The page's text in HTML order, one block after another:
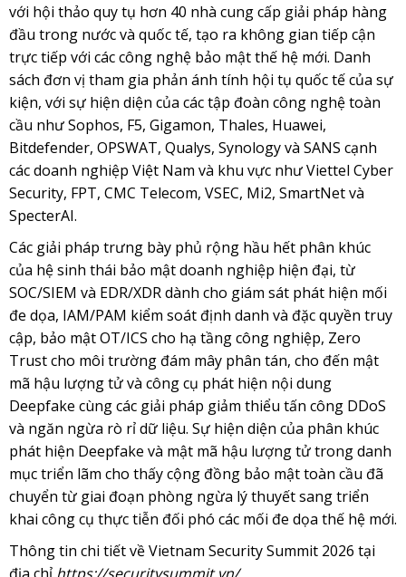
với hội thảo quy tụ hơn 40 nhà cung cấp giải pháp hàng
đầu trong nước và quốc tế, tạo ra không gian tiếp cận
trực tiếp với các công nghệ bảo mật thế hệ mới. Danh
sách đơn vị tham gia phản ánh tính hội tụ quốc tế của sự
kiện, với sự hiện diện của các tập đoàn công nghệ toàn
cầu như Sophos, F5, Gigamon, Thales, Huawei,
Bitdefender, OPSWAT, Qualys, Synology và SANS cạnh
các doanh nghiệp Việt Nam và khu vực như Viettel Cyber
Security, FPT, CMC Telecom, VSEC, Mi2, SmartNet và
SpecterAI.
Các giải pháp trưng bày phủ rộng hầu hết phân khúc
của hệ sinh thái bảo mật doanh nghiệp hiện đại, từ
SOC/SIEM và EDR/XDR dành cho giám sát phát hiện mối
đe dọa, IAM/PAM kiểm soát định danh và đặc quyền truy
cập, bảo mật OT/ICS cho hạ tầng công nghiệp, Zero
Trust cho môi trường đám mây phân tán, cho đến mật
mã hậu lượng tử và công cụ phát hiện nội dung
Deepfake cùng các giải pháp giảm thiểu tấn công DDoS
và ngăn ngừa rò rỉ dữ liệu. Sự hiện diện của phân khúc
phát hiện Deepfake và mật mã hậu lượng tử trong danh
mục triển lãm cho thấy cộng đồng bảo mật toàn cầu đã
chuyển từ giai đoạn phòng ngừa lý thuyết sang triển
khai công cụ thực tiễn đối phó các mối đe dọa thế hệ mới.
Thông tin chi tiết về Vietnam Security Summit 2026 tại
địa chỉ https://securitysummit.vn/